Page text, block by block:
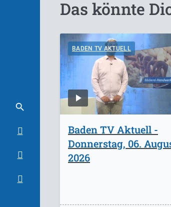
Das könnte
BADEN TV AKTUELL
Baden TV Aktuell -
Donnerstag, 06.
2026